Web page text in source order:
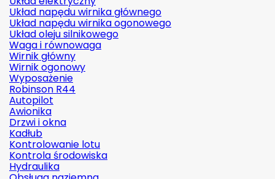
Układ napędu wirnika głównego
Układ napędu wirnika ogonowego
Układ oleju silnikowego
Waga i równowaga
Wirnik główny
Wirnik ogonowy
Wyposażenie
Robinson R44
Autopilot
Awionika
Drzwi i okna
Kadłub
Kontrolowanie lotu
Kontrola środowiska
Hydraulika